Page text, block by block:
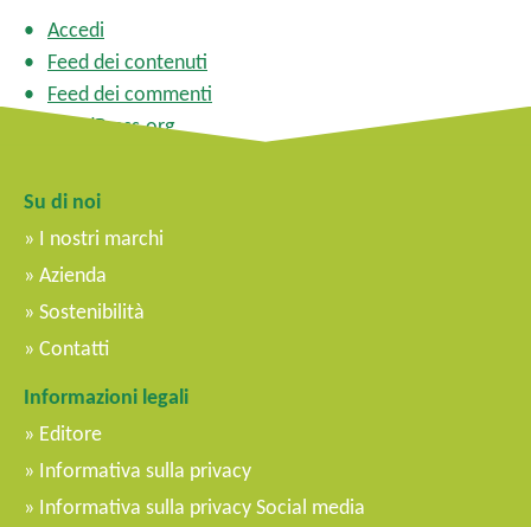
Accedi
Feed dei contenuti
Feed dei commenti
WordPress.org
Su di noi
I nostri marchi
Azienda
Sostenibilità
Contatti
Informazioni legali
Editore
Informativa sulla privacy
Informativa sulla privacy Social media